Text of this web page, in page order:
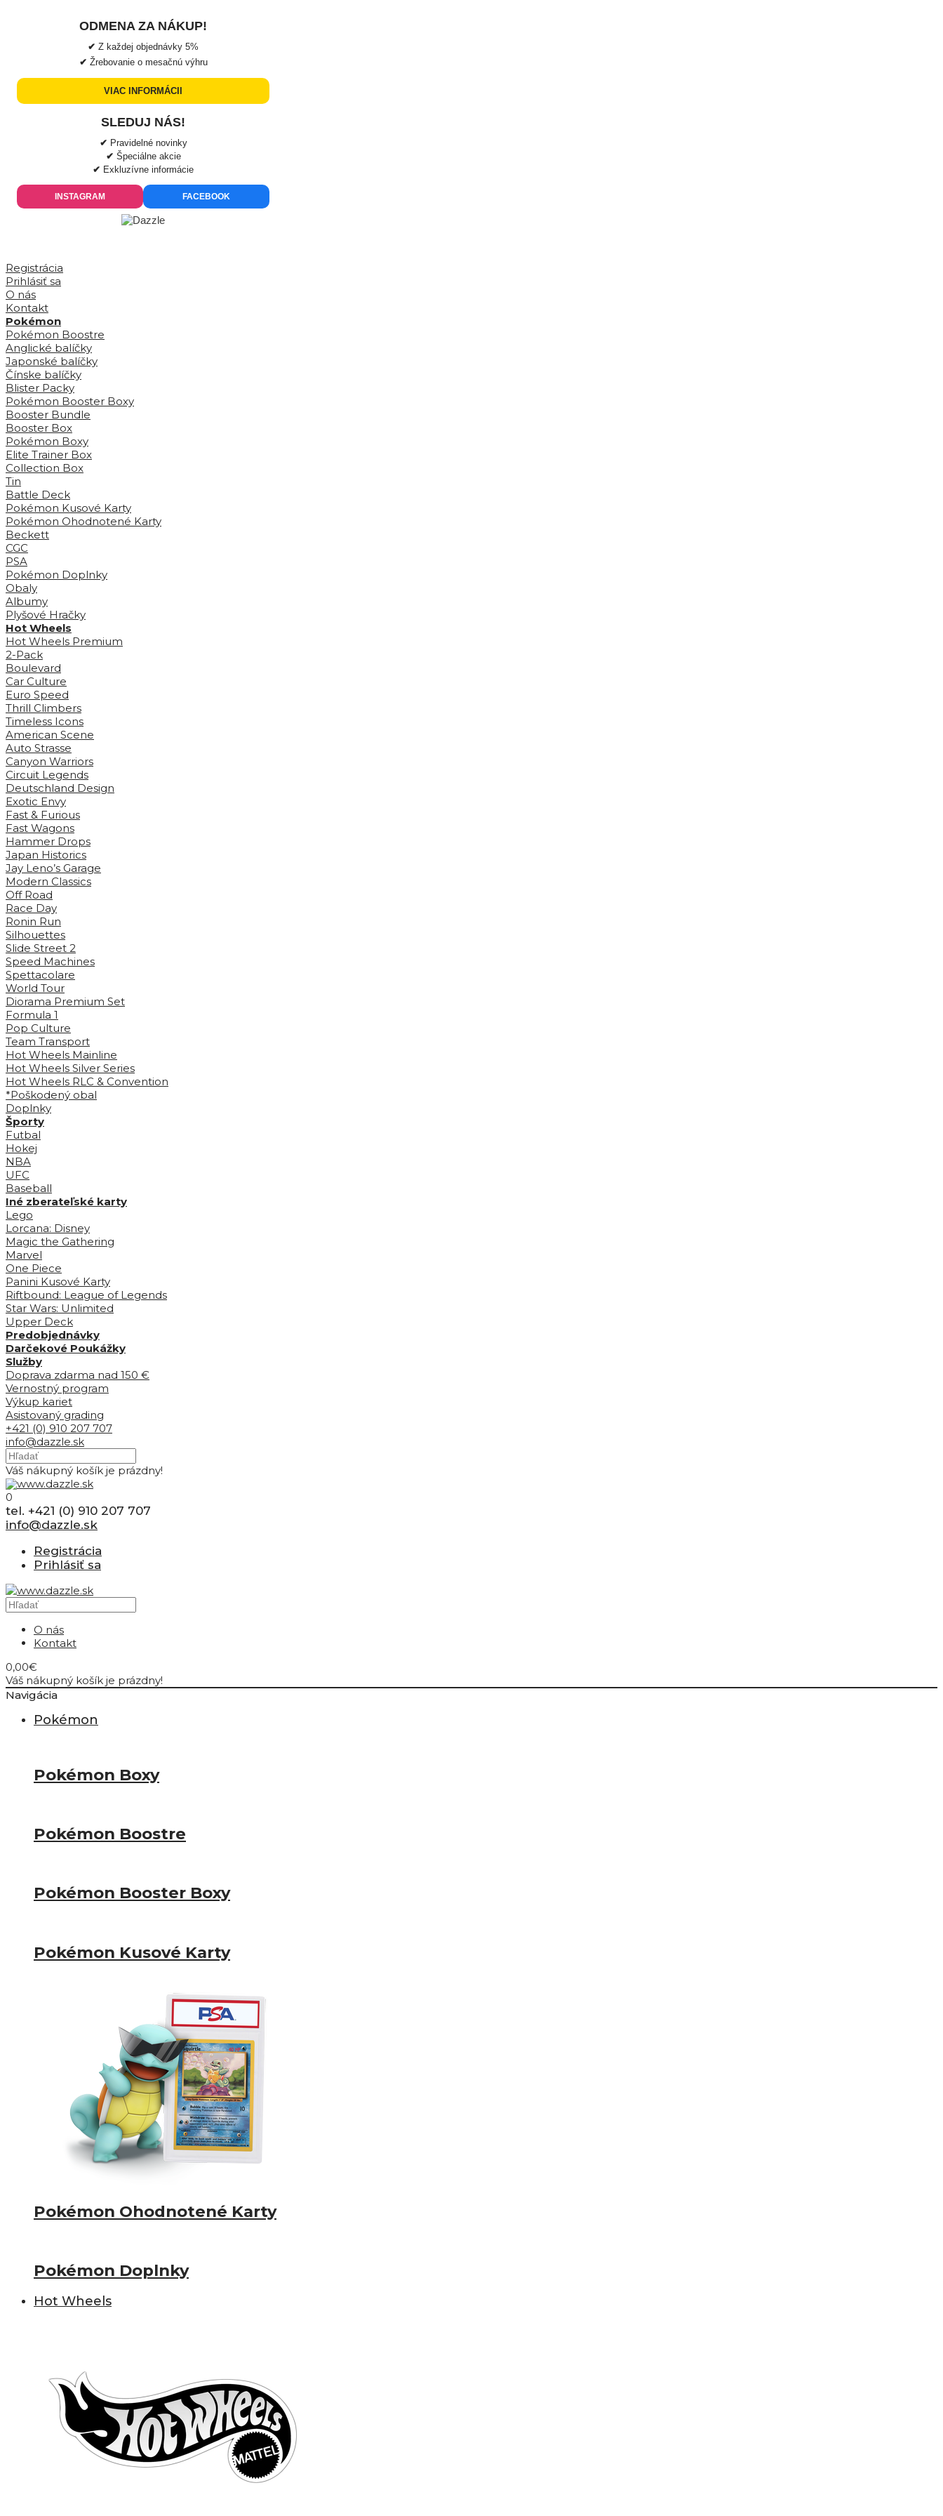
ODMENA ZA NÁKUP!
✔ Z každej objednávky 5%
✔ Žrebovanie o mesačnú výhru
VIAC INFORMÁCII
SLEDUJ NÁS!
✔ Pravidelné novinky
✔ Špeciálne akcie
✔ Exkluzívne informácie
INSTAGRAM FACEBOOK
Registrácia
Prihlásiť sa
O nás
Kontakt
Pokémon
Pokémon Boostre
Anglické balíčky
Japonské balíčky
Čínske balíčky
Blister Packy
Pokémon Booster Boxy
Booster Bundle
Booster Box
Pokémon Boxy
Elite Trainer Box
Collection Box
Tin
Battle Deck
Pokémon Kusové Karty
Pokémon Ohodnotené Karty
Beckett
CGC
PSA
Pokémon Doplnky
Obaly
Albumy
Plyšové Hračky
Hot Wheels
Hot Wheels Premium
2-Pack
Boulevard
Car Culture
Euro Speed
Thrill Climbers
Timeless Icons
American Scene
Auto Strasse
Canyon Warriors
Circuit Legends
Deutschland Design
Exotic Envy
Fast & Furious
Fast Wagons
Hammer Drops
Japan Historics
Jay Leno’s Garage
Modern Classics
Off Road
Race Day
Ronin Run
Silhouettes
Slide Street 2
Speed Machines
Spettacolare
World Tour
Diorama Premium Set
Formula 1
Pop Culture
Team Transport
Hot Wheels Mainline
Hot Wheels Silver Series
Hot Wheels RLC & Convention
*Poškodený obal
Doplnky
Športy
Futbal
Hokej
NBA
UFC
Baseball
Iné zberateľské karty
Lego
Lorcana: Disney
Magic the Gathering
Marvel
One Piece
Panini Kusové Karty
Riftbound: League of Legends
Star Wars: Unlimited
Upper Deck
Predobjednávky
Darčekové Poukážky
Služby
Doprava zdarma nad 150 €
Vernostný program
Výkup kariet
Asistovaný grading
+421 (0) 910 207 707
info@dazzle.sk
Váš nákupný košík je prázdny!
0
tel. +421 (0) 910 207 707
info@dazzle.sk
Registrácia
Prihlásiť sa
O nás
Kontakt
0,00€
Váš nákupný košík je prázdny!
Navigácia
Pokémon
Pokémon Boxy
Pokémon Boostre
Pokémon Booster Boxy
Pokémon Kusové Karty
Pokémon Ohodnotené Karty
Pokémon Doplnky
Hot Wheels